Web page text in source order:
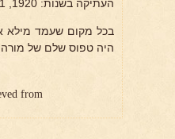
העתיקה בשנות: 1920, 1921 וכן ב-1929.
בכל מקום שעמד מילא
היה טפוס שלם של מורה.
from